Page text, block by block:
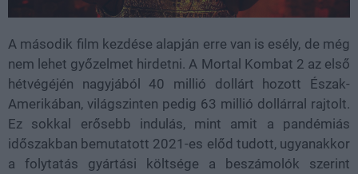
A második film kezdése alapján erre van is esély, de még
nem lehet győzelmet hirdetni. A Mortal Kombat 2 az első
hétvégéjén nagyjából 40 millió dollárt hozott Észak-
Amerikában, világszinten pedig 63 millió dollárral rajtolt.
Ez sokkal erősebb indulás, mint amit a pandémiás
időszakban bemutatott 2021-es előd tudott, ugyanakkor
a folytatás gyártási költsége a beszámolók szerint